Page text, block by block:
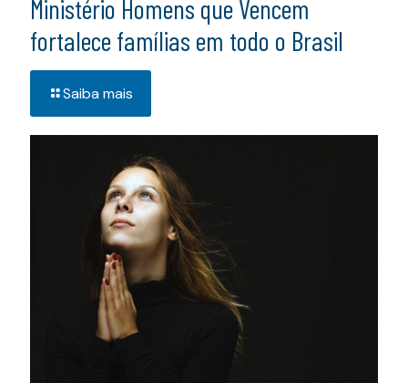
Ministério Homens que Vencem
fortalece famílias em todo o Brasil
Saiba mais